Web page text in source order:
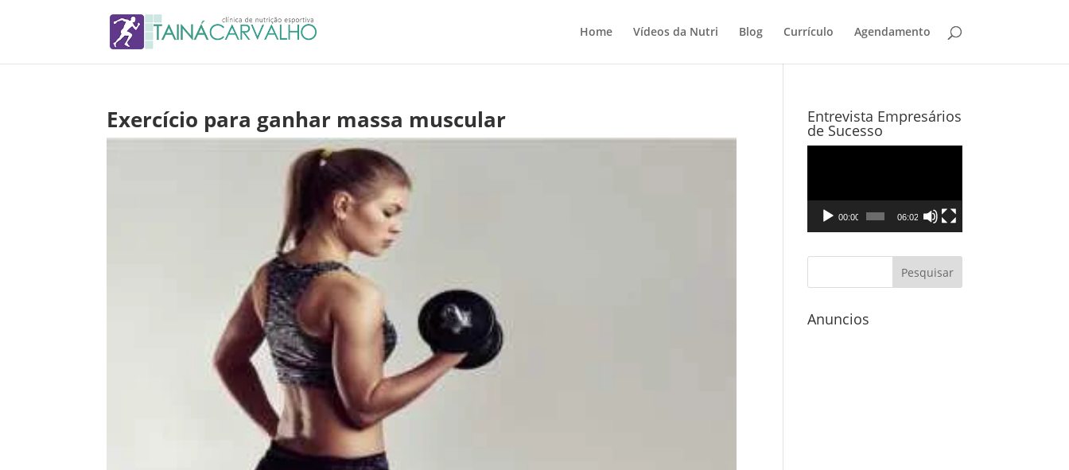
Home Vídeos da Nutri Blog Currículo Agendamento
Exercício para ganhar massa muscular Entrevista Empresários
de Sucesso
vídeo
00:00 06:02
Anuncios